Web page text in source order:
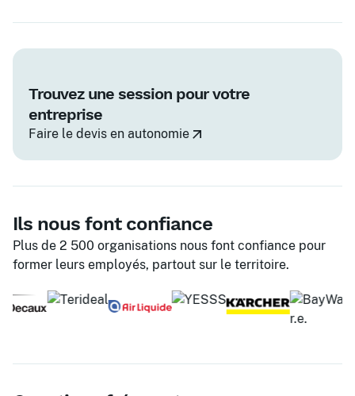
Trouvez une session pour votre
entreprise
Faire le devis en autonomie
Ils nous font confiance
Plus de 2 500 organisations nous font confiance pour
former leurs employés, partout sur le territoire.